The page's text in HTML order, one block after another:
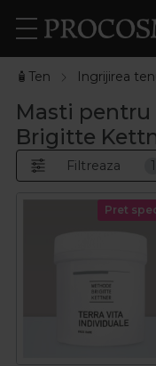
🧴Ten Ingrijirea
Masti
Brigitte
Filtreaza 1
Pret